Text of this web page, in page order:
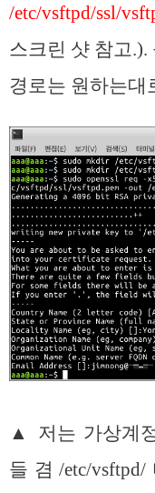
/etc/vsftpd/ssl/
스크린 샷 참고.).
경로는 원하는대
▲ 저는 가상계
들 겸 /etc/